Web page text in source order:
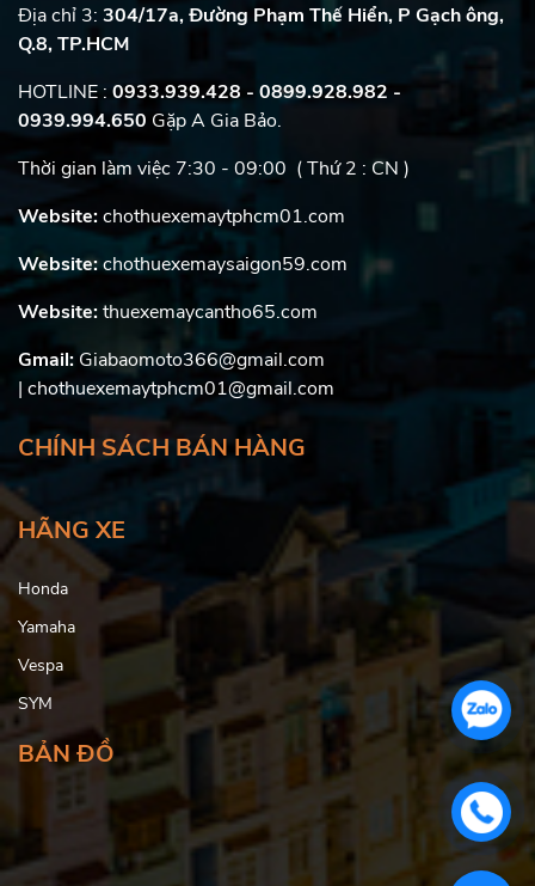
Địa chỉ 3: 304/17a, Đường Phạm Thế Hiển, P Gạch ông,
Q.8, TP.HCM
HOTLINE : 0933.939.428 - 0899.928.982 -
0939.994.650 Gặp A Gia Bảo.
Thời gian làm việc 7:30 - 09:00 ( Thứ 2 : CN )
Website:chothuexemaytphcm01.com
Website:chothuexemaysaigon59.com
Website:thuexemaycantho65.com
Gmail: Giabaomoto366@gmail.com
| chothuexemaytphcm01@gmail.com
CHÍNH SÁCH BÁN HÀNG
HÃNG XE
Honda
Yamaha
Vespa
SYM
BẢN ĐỒ